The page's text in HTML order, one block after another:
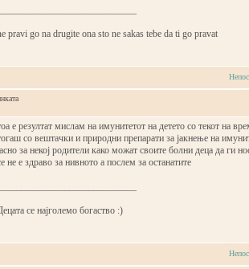
pravi go na drugite ona sto ne sakas tebe da ti go pravat
е резултат мислам на имунитетот на детето со текот на
со вештачки и природни препарати за јакнење на
за некој родители како можат своите болни деца да ги
не е здраво за нивното а послем за останатите
се најголемо богаство :)